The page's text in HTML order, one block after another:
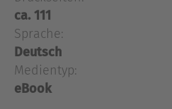
erbarmungslose Hetzjagd
ein mörderisches Duell
Thompson.VERFILMT VON
MARLÈNE JOBERTGRAND
POLICIÈRE
ca. 111
Sprache:
Deutsch
Medientyp:
eBook